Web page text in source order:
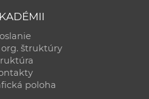
org. štruktúry
poloha